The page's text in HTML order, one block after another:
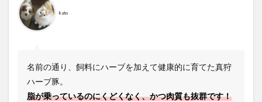
kato
名前の通り、飼料にハーブを加えて健康的に育てた真狩
ハーブ豚。
脂が乗っているのにくどくなく、かつ肉質も抜群です！